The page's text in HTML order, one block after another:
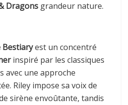
Dragons grandeur nature.
Bestiaryest un concentré
inspiré par les classiques
avec une approche
Riley impose sa voix de
sirène envoûtante, tandis